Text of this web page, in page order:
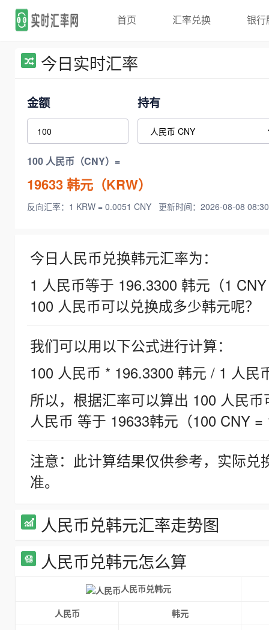
首页 汇率兑换 银行
今日实时汇率
金额 持有
100 人民币（CNY）=
19633韩元（KRW）
反向汇率：1 KRW = 0.0051 CNY 更新时间：2026-08-08
今日人民币兑换韩元汇率为：
1 人民币等于 196.3300 韩元（1
100 人民币可以兑换成多少韩元呢？
我们可以用以下公式进行计算：
100 人民币 * 196.3300 韩元 / 1 人民
所以，根据汇率可以算出 100 人民
人民币 等于 19633韩元（100 CNY =
注意：此计算结果仅供参考，实际
准。
人民币兑韩元汇率走势图
人民币兑韩元怎么算
人民币兑韩元
人民币
韩元